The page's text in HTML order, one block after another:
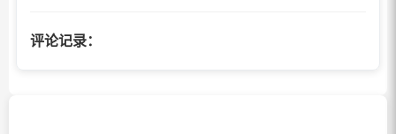
评论记录：